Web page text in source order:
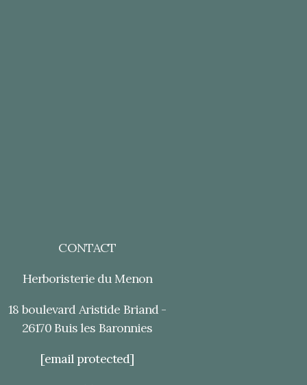
CONTACT
Herboristerie du Menon
18 boulevard Aristide Briand -
26170 Buis les Baronnies
[email protected]